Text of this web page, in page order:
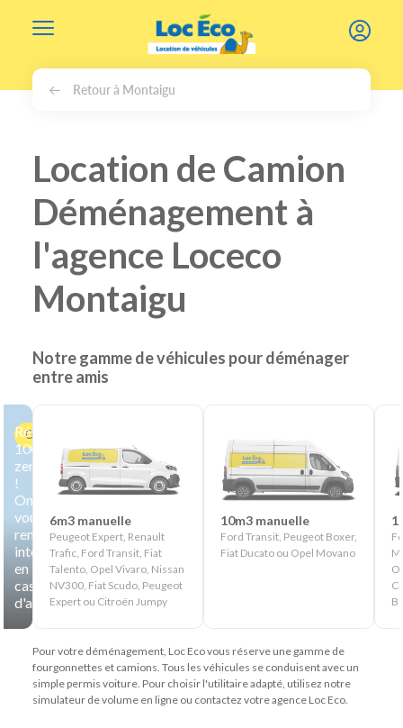
Retour à Montaigu
Location de Camion
Déménagement à
l'agence Loceco
Montaigu
Notre gamme de véhicules pour déménager
entre amis
Offre
Réservez
100%
zen
!
On
vous
rembourse
intégralement
en
cas
d'annulation
6m3 manuelle
Peugeot Expert, Renault
Trafic, Ford Transit, Fiat
Talento, Opel Vivaro, Nissan
NV300, Fiat Scudo, Peugeot
Expert ou Citroën Jumpy
10m3 manuelle
Ford Transit, Peugeot Boxer,
Fiat Ducato ou Opel Movano
Pour votre déménagement, Loc Eco vous réserve une gamme de
fourgonnettes et camions. Tous les véhicules se conduisent avec un
simple permis voiture. Pour choisir l'utilitaire adapté, utilisez notre
simulateur de volume en ligne ou contactez votre agence Loc Eco.